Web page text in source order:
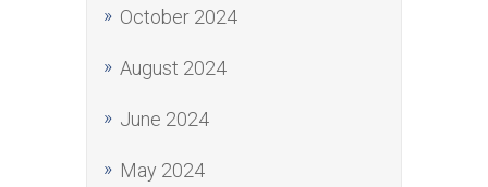
October 2024
August 2024
June 2024
May 2024